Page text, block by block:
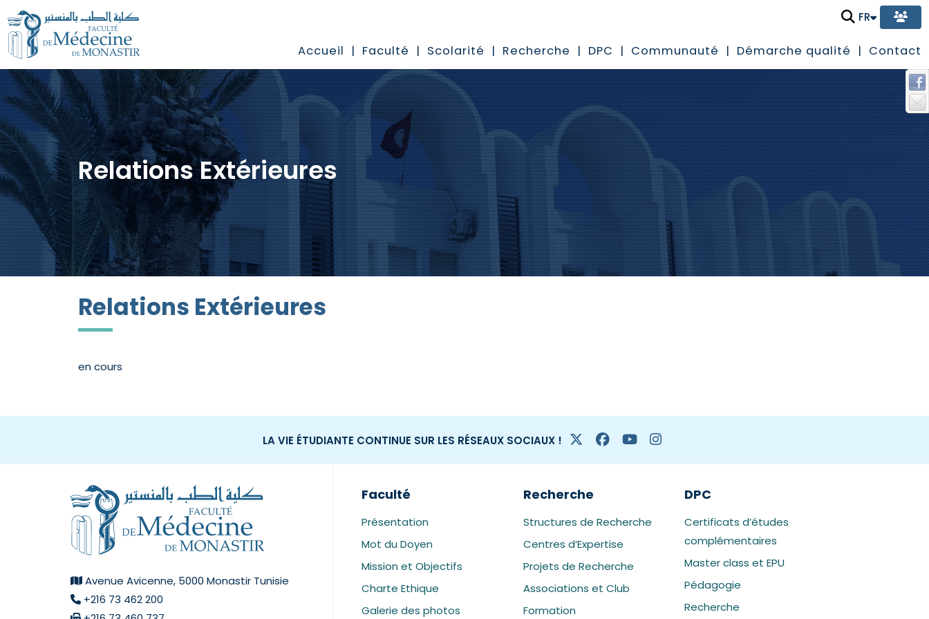
FR
Accueil Faculté Scolarité Recherche DPC Communauté Démarche qualité Contact
Relations Extérieures
Relations Extérieures
en cours
LA VIE ÉTUDIANTE CONTINUE SUR LES RÉSEAUX SOCIAUX !
Avenue Avicenne, 5000 Monastir Tunisie
+216 73 462 200
Faculté
Présentation
Mot du Doyen
Mission et Objectifs
Charte Ethique
Galerie des photos
Recherche
Structures de Recherche
Centres d’Expertise
Projets de Recherche
Associations et Club
Formation
DPC
Certificats d’études
complémentaires
Master class et EPU
Pédagogie
Recherche